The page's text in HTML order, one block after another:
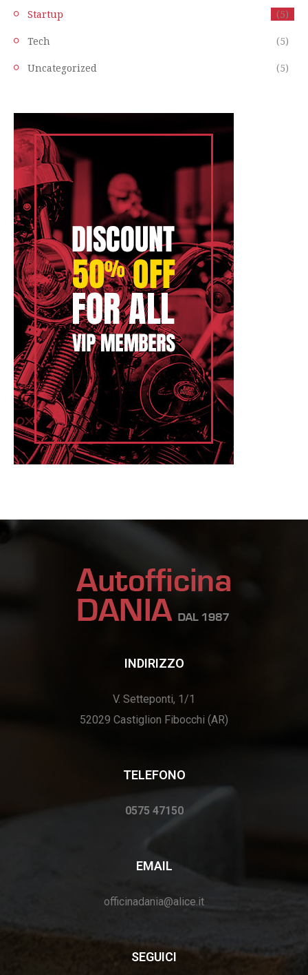
Startup (5)
Tech (5)
Uncategorized (5)
INDIRIZZO
V. Setteponti, 1/1
52029 Castiglion Fibocchi (AR)
TELEFONO
0575 47150
EMAIL
officinadania@alice.it
SEGUICI